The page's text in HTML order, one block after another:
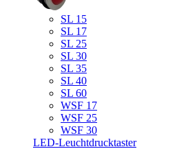
SL 15
SL 17
SL 25
SL 30
SL 35
SL 40
SL 60
WSF 17
WSF 25
WSF 30
LED-Leuchtdrucktaster